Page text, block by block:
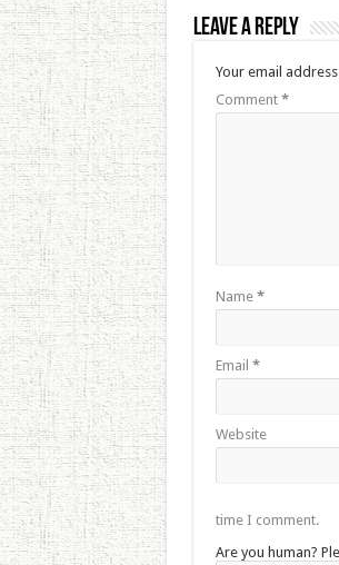
Leave a Reply
Your email
Comment *
Name *
Email *
Website
time I comment.
Are you human?